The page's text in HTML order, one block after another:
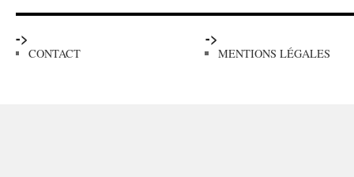
->
CONTACT
->
MENTIONS LÉGALES